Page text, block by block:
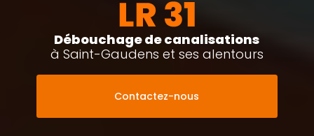
Débouchage de canalisations
à Saint-Gaudens et ses alentours
Contactez-nous